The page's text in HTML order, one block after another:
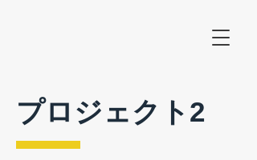
プロジェクト2